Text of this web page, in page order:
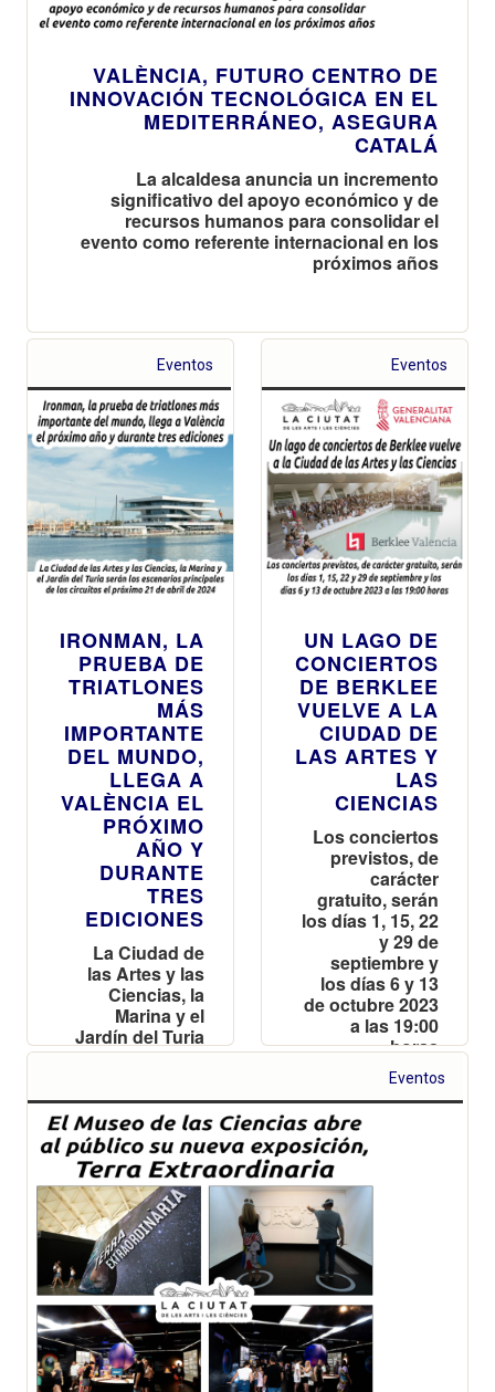
VALÈNCIA, FUTURO CENTRO DE
INNOVACIÓN TECNOLÓGICA EN EL
MEDITERRÁNEO, ASEGURA
CATALÁ
La alcaldesa anuncia un incremento
significativo del apoyo económico y de
recursos humanos para consolidar el
evento como referente internacional en los
próximos años
Eventos
IRONMAN, LA
PRUEBA DE
TRIATLONES
MÁS
IMPORTANTE
DEL MUNDO,
LLEGA A
VALÈNCIA EL
PRÓXIMO
AÑO Y
DURANTE
TRES
EDICIONES
La Ciudad de
las Artes y las
Ciencias, la
Marina y el
Jardín del Turia
serán los
principales de
los circuitos el
próximo 21 de
abril de 2024
Eventos
UN LAGO DE
CONCIERTOS
DE BERKLEE
VUELVE A LA
CIUDAD DE
LAS ARTES Y
LAS
CIENCIAS
Los conciertos
previstos, de
carácter
gratuito, serán
los días 1, 15, 22
y 29 de
septiembre y
los días 6 y 13
de octubre 2023
a las 19:00
horas
Eventos